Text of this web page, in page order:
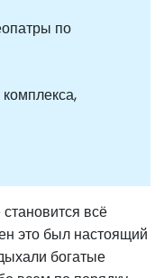
по
комплекса,
всё
это был настоящий
богатые